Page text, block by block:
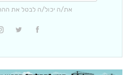
את/ה יכול/ה לבטל את